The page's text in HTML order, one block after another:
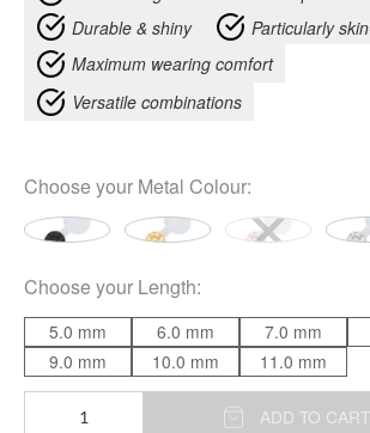
Durable & shiny
Particularly
Maximum wearing comfort
Versatile combinations
Choose your Metal Colour:
Choose your Length:
5.0 mm 6.0 mm 7.0 mm
9.0 mm
10.0 mm 11.0 mm
ADD TO CART